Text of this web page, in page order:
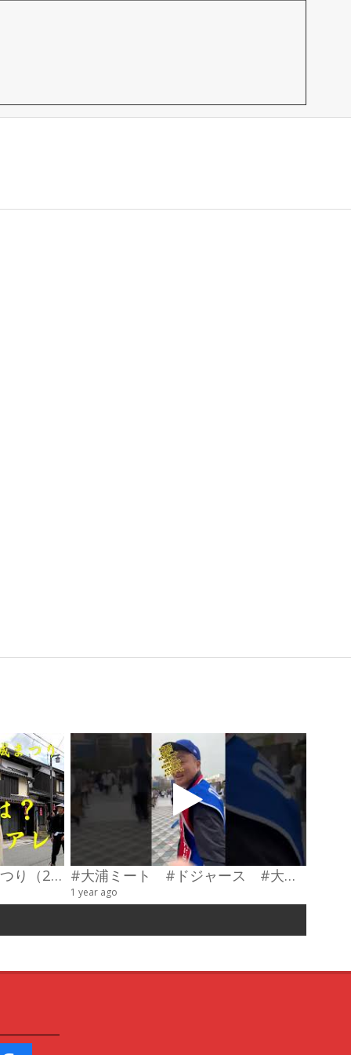
第23回わだやま竹田お城まつり（2026） 武者行列 #大浦ミート #ドジャース #大谷翔平 #陣羽織 #オーダーメイド #shorts
1 year ago